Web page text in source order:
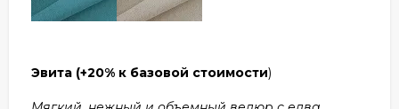
Эвита (+20% к базовой стоимости)